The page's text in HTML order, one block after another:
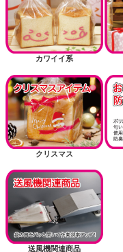
カワイイ系
クリスマス
送風機関連商品